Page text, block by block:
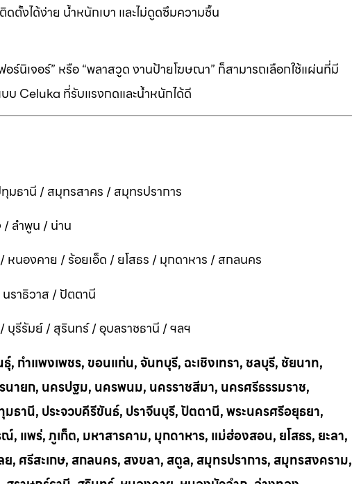
ตั้งได้ง่าย น้ำหนักเบา และไม่ดูดซึมความชื้น
นิเจอร์” หรือ “พลาสวูด งานป้ายโฆษณา” ก็สามารถเลือกใช้แผ่นที่มี
บ Celuka ที่รับแรงกดและน้ำหนักได้ดี
ธานี / สมุทรสาคร / สมุทรปราการ
/ ลำพูน / น่าน
นองคาย / ร้อยเอ็ด / ยโสธร / มุกดาหาร / สกลนคร
ราธิวาส / ปัตตานี
รีรัมย์ / สุรินทร์ / อุบลราชธานี / ฯลฯ
กำแพงเพชร, ขอนแก่น, จันทบุรี, ฉะเชิงเทรา, ชลบุรี, ชัยนาท,
นายก, นครปฐม, นครพนม, นครราชสีมา, นครศรีธรรมราช,
ธานี, ประจวบคีรีขันธ์, ปราจีนบุรี, ปัตตานี, พระนครศรีอยุธยา,
แพร่, ภูเก็ต, มหาสารคาม, มุกดาหาร, แม่ฮ่องสอน, ยโสธร, ยะลา,
ย, ศรีสะเกษ, สกลนคร, สงขลา, สตูล, สมุทรปราการ, สมุทรสงคราม,